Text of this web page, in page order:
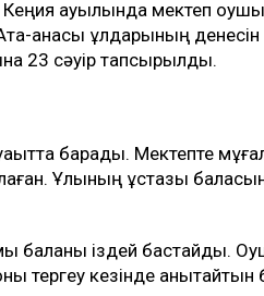
ауылында мектеп
Ата-анасы ұлдарының
23 cәуір тапсырылды.
уақытта барады. Мектепте
Ұлының ұстазы
баланы іздей бастайды.
тергеу кезінде